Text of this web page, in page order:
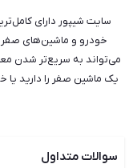
سایت شیپور دارای
خودرو و ماشین‌های صفر و
می‌تواند به سریع‌تر شدن
یک ماشین صفر را دارید یا
برای فروشندگان فراهم
بسیاری از افراد تمایل
سوالات متداول